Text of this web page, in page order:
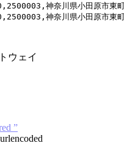
神奈川県小田原市東
神奈川県小田原市東
ウェイ
”